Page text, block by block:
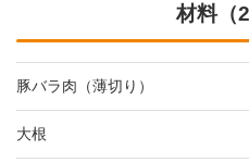
材料（2
豚バラ肉（薄切り）
大根